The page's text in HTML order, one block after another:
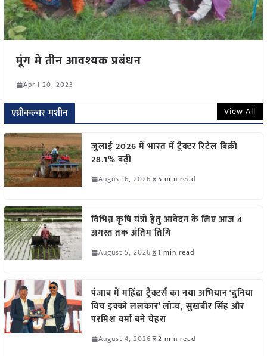
मूंग में तीन आवश्यक प्रबंधन
April 20, 2023
एग्रीकल्चर मशीन View All
जुलाई 2026 में भारत में ट्रैक्टर रिटेल बिक्री
28.1% बढ़ी
August 6, 2026 5 min read
विभिन्न कृषि यंत्रों हेतु आवेदन के लिए आज 4
अगस्त तक अंतिम तिथि
August 5, 2026 1 min read
पंजाब में महिंद्रा ट्रैक्टर्स का नया अभियान ‘दुनिया
विच इक्को ललकार’ लॉन्च, सुखबीर सिंह और
परमिश वर्मा बने चेहरा
August 4, 2026 2 min read